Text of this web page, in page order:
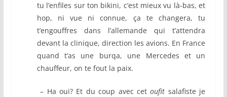
tu l’enfiles sur ton bikini, c’est mieux vu là-bas, et
hop, ni vue ni connue, ça te changera, tu
t’engouffres dans l’allemande qui t’attendra
devant la clinique, direction les avions. En France
quand t’as une burqa, une Mercedes et un
chauffeur, on te fout la paix.
– Ha oui? Et du coup avec cetoufit salafiste je